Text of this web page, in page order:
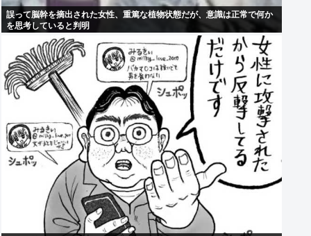
誤って脳幹を摘出された女性、重篤な植物状態だが、意識は正常で何か
を思考していると判明